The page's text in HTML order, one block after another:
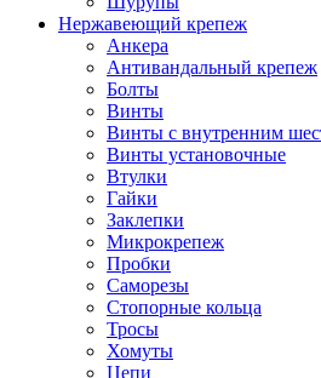
Нержавеющий крепеж
Анкера
Антивандальный крепеж
Болты
Винты
Винты с внутренним
Винты установочные
Втулки
Гайки
Заклепки
Микрокрепеж
Пробки
Саморезы
Стопорные кольца
Тросы
Хомуты
Цепи